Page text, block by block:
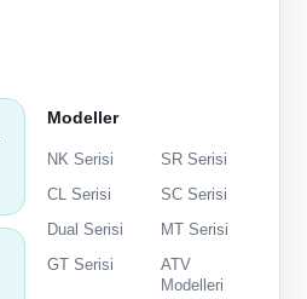
Modeller
NK Serisi
SR Serisi
CL Serisi
SC Serisi
Dual Serisi
MT Serisi
GT Serisi
ATV
Modelleri